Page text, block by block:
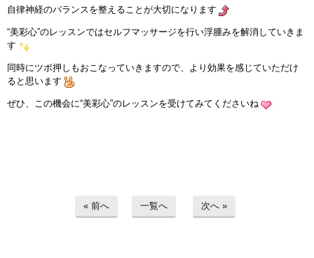
自律神経のバランスを整えることが大切になります
“美彩心”のレッスンではセルフマッサージを行い浮腫みを解消していきま
す
同時にツボ押しもおこなっていきますので、より効果を感じていただけ
ると思います
ぜひ、この機会に“美彩心”のレッスンを受けてみてくださいね
« 前へ 一覧へ 次へ »
指導員育成コース
セミナー開催
スタッフブログ